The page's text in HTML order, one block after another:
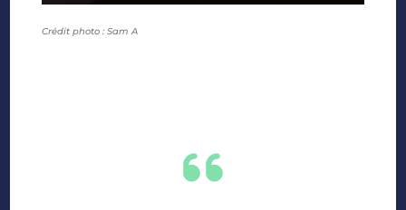
Crédit photo : Sam A